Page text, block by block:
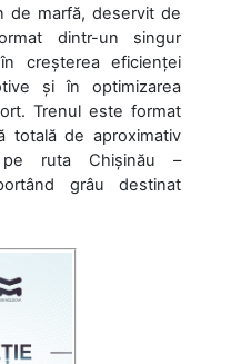
de marfă, deservit de
dintr-un singur
creșterea eficienței
și în optimizarea
Trenul este format
totală de aproximativ
ruta Chișinău –
grâu destinat